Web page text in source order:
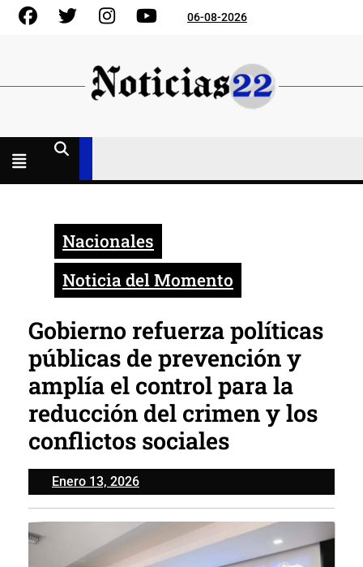
Skip
FacebookGorjeo InstagramYouTube06-08-2026
Nacionales
Noticia del Momento
Gobierno refuerza políticas
públicas de prevención y
amplía el control para la
reducción del crimen y los
conflictos sociales
Enero 13, 2026Enero
13,
2026